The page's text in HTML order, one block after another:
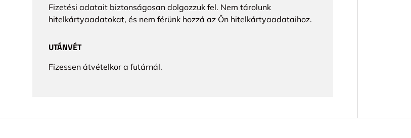
Fizetési adatait biztonságosan dolgozzuk fel. Nem tárolunk
hitelkártyaadatokat, és nem férünk hozzá az Ön hitelkártyaadataihoz.
UTÁNVÉT
Fizessen átvételkor a futárnál.